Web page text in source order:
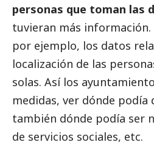
personas que toman las
tuvieran más información.
por ejemplo, los datos
localización de las
solas. Así los
medidas, ver dónde podía
también dónde podía ser
de servicios sociales, etc.